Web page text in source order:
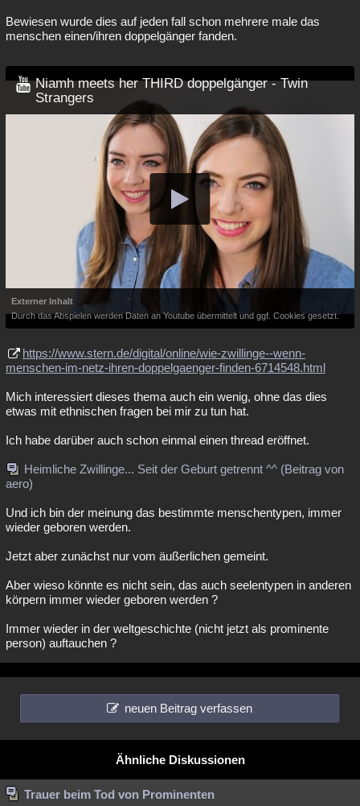
Bewiesen wurde dies auf jeden fall schon mehrere male das
menschen einen/ihren doppelgänger fanden.
Niamh meets her THIRD doppelgänger - Twin
Strangers
Externer Inhalt
Durch das Abspielen werden Daten an Youtube übermittelt und ggf. Cookies gesetzt.
https://www.stern.de/digital/online/wie-zwillinge--wenn-
menschen-im-netz-ihren-doppelgaenger-finden-6714548.html
Mich interessiert dieses thema auch ein wenig, ohne das dies
etwas mit ethnischen fragen bei mir zu tun hat.
Ich habe darüber auch schon einmal einen thread eröffnet.
Heimliche Zwillinge... Seit der Geburt getrennt ^^ (Beitrag von
aero)
Und ich bin der meinung das bestimmte menschentypen, immer
wieder geboren werden.
Jetzt aber zunächst nur vom äußerlichen gemeint.
Aber wieso könnte es nicht sein, das auch seelentypen in anderen
körpern immer wieder geboren werden ?
Immer wieder in der weltgeschichte (nicht jetzt als prominente
person) auftauchen ?
neuen Beitrag verfassen
Ähnliche Diskussionen
Trauer beim Tod von Prominenten